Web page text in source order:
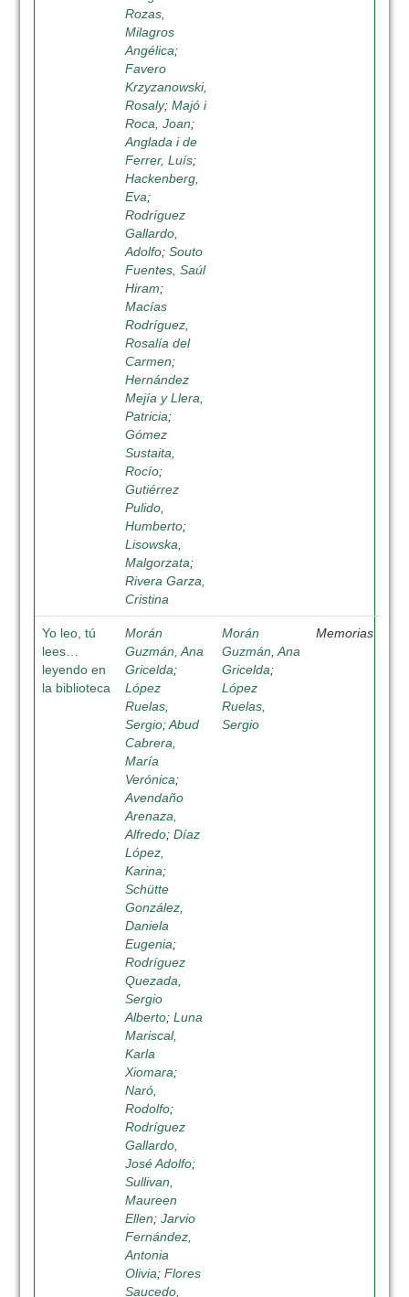
Rozas,
Milagros
Angélica;
Favero
Krzyzanowski,
Rosaly;Majó i
Roca, Joan;
Anglada i de
Ferrer, Luís;
Hackenberg,
Eva;
Rodríguez
Gallardo,
Adolfo;Souto
Fuentes, Saúl
Hiram;
Macías
Rodríguez,
Rosalía del
Carmen;
Hernández
Mejía y Llera,
Patricia;
Gómez
Sustaita,
Rocío;
Gutiérrez
Pulido,
Humberto;
Lisowska,
Malgorzata;
Rivera Garza,
Cristina
Yo leo, tú
lees…
leyendo en
la biblioteca
Morán
Guzmán, Ana
Gricelda;
López
Ruelas,
Sergio;Abud
Cabrera,
María
Verónica;
Avendaño
Arenaza,
Alfredo;Díaz
López,
Karina;
Schütte
González,
Daniela
Eugenia;
Rodríguez
Quezada,
Sergio
Alberto;Luna
Mariscal,
Karla
Xiomara;
Naró,
Rodolfo;
Rodríguez
Gallardo,
José Adolfo;
Sullivan,
Maureen
Ellen;Jarvio
Fernández,
Antonia
Olivia;Flores
Saucedo,
Morán
Guzmán, Ana
Gricelda;
López
Ruelas,
Sergio
Memorias